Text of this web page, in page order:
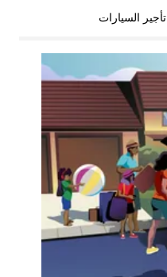
تأجير السيارات